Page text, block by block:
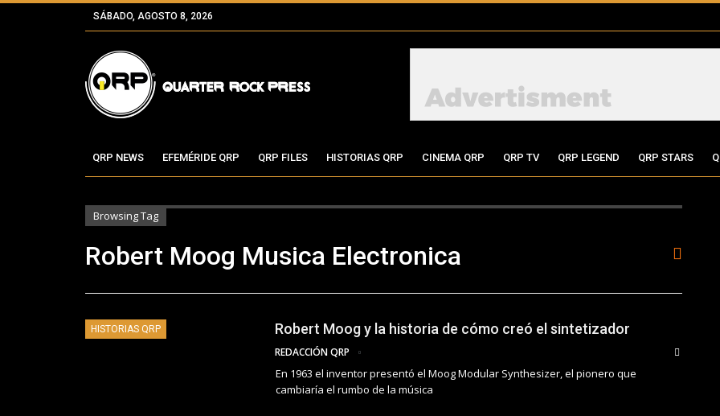
SÁBADO, AGOSTO 8, 2026
QRP NEWS EFEMÉRIDE QRP QRP FILES HISTORIAS QRP CINEMA QRP QRP TV QRP LEGEND QRP STARS
Browsing Tag
Robert Moog Musica Electronica
HISTORIAS QRP Robert Moog y la historia de cómo creó el sintetizador
REDACCIÓN QRP
En 1963 el inventor presentó el Moog Modular Synthesizer, el pionero que
cambiaría el rumbo de la música